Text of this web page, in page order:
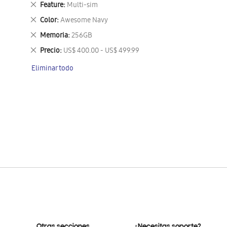
Feature Multi-sim
Eliminar
este
artículo
Color Awesome Navy
Eliminar
este
artículo
Memoria 256GB
Eliminar
este
artículo
Precio US$ 400.00 - US$ 499.99
Eliminar
artículo
Eliminar todo